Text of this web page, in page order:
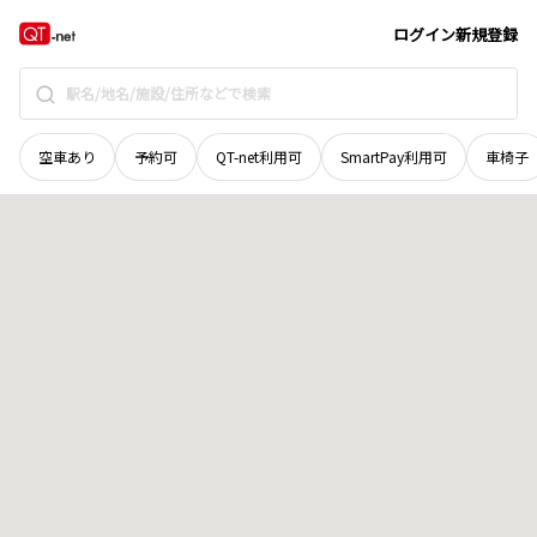
ログイン新規登録
空車あり 予約可 QT-net利用可 SmartPay利用可 車椅子
徳島県